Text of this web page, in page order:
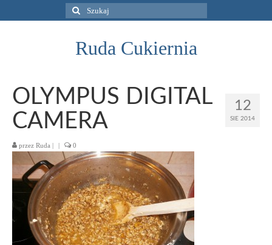
Szuklaj
w:
Ruda Cukiernia
12
SIE 2014
OLYMPUS DIGITAL
CAMERA
przez Ruda | | 0